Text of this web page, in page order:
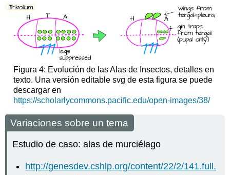
Figura 4: Evolución de las Alas de Insectos, detalles en
texto. Una versión editable svg de esta figura se puede
descargar en
https://scholarlycommons.pacific.edu/open-images/38/
Variaciones sobre un tema
Estudio de caso: alas de murciélago
http://genesdev.cshlp.org/content/22/2/141.full.